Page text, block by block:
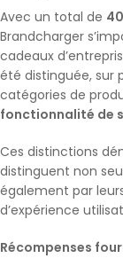
Avec un total de
Brandcharger
cadeaux
été distinguée, sur
catégories de
fonctionnalité de
Ces distinctions
distinguent non
également par
d’expérience
Récompenses